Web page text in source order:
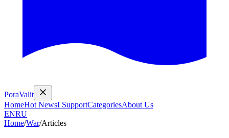
PoraValit
HomeHot NewsI SupportCategoriesAbout Us
ENRU
Home/War/Articles